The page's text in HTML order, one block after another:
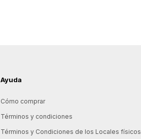
Ayuda
Cómo comprar
Términos y condiciones
Términos y Condiciones de los Locales físicos